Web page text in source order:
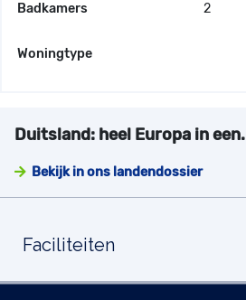
Badkamers 2
Woningtype
Duitsland: heel Europa in een.
Bekijk in ons landendossier
Faciliteiten